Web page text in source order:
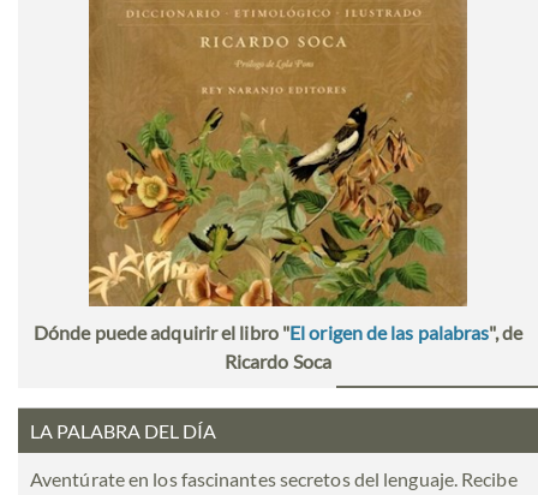
Dónde puede adquirir el libro "El origen de las palabras", de
Ricardo Soca
LA PALABRA DEL DÍA
Aventúrate en los fascinantes secretos del lenguaje. Recibe